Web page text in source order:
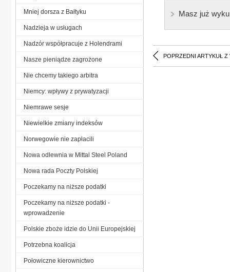
Masz już
POPRZEDNI ARTYKUŁ Z
Mniej dorsza z Bałtyku
Nadzieja w usługach
Nadzór współpracuje z Holendrami
Nasze pieniądze zagrożone
Nie chcemy takiego arbitra
Niemcy: wpływy z prywatyzacji
Niemrawe sesje
Niewielkie zmiany indeksów
Norwegowie nie zapłacili
Nowa odlewnia w Mittal Steel Poland
Nowa rada Poczty Polskiej
Poczekamy na niższe podatki
Poczekamy na niższe podatki -
wprowadzenie
Polskie zboże idzie do Unii Europejskiej
Potrzebna koalicja
Połowiczne kierownictwo